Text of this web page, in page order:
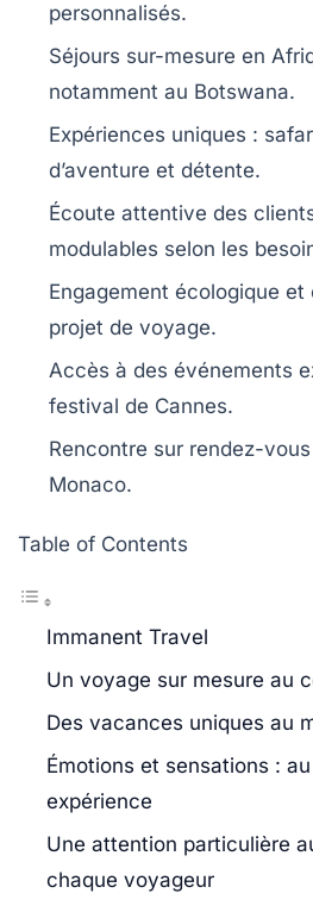
personnalisés.
Séjours sur-mesure en
notamment au Botswana.
Expériences uniques :
d’aventure et détente.
Écoute attentive des
modulables selon les
Engagement écologique
projet de voyage.
Accès à des événements
festival de Cannes.
Rencontre sur rendez-
Monaco.
Table of Contents
Immanent Travel
Un voyage sur mesure au
Des vacances uniques au
Émotions et sensations :
expérience
Une attention particulière
chaque voyageur